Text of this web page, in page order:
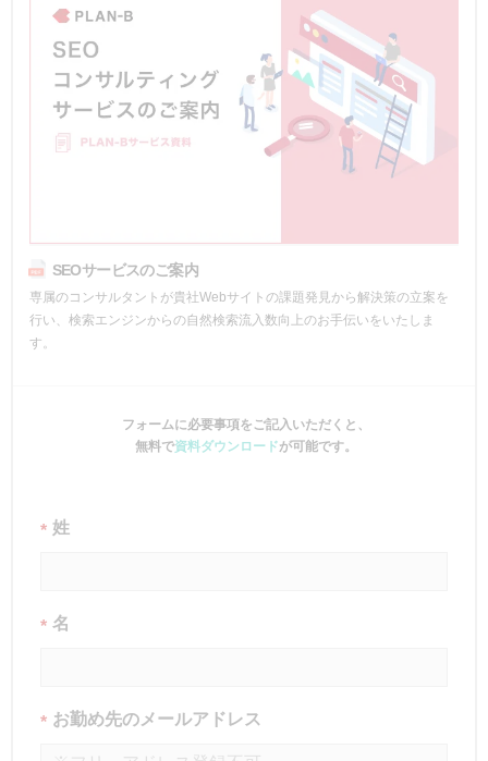
SEOサービスのご案内
専属のコンサルタントが貴社Webサイトの課題発見から解決策の立案を
行い、検索エンジンからの自然検索流入数向上のお手伝いをいたしま
す。
フォームに必要事項をご記入いただくと、
無料で資料ダウンロードが可能です。
* 姓
* 名
* お勤め先のメールアドレス